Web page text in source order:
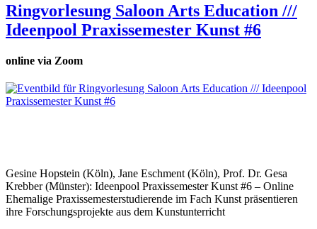
Ringvorlesung Saloon Arts Education ///
Ideenpool Praxissemester Kunst #6
online via Zoom
Gesine Hopstein (Köln), Jane Eschment (Köln), Prof. Dr. Gesa
Krebber (Münster): Ideenpool Praxissemester Kunst #6 – Online
Ehemalige Praxissemesterstudierende im Fach Kunst präsentieren
ihre Forschungsprojekte aus dem Kunstunterricht